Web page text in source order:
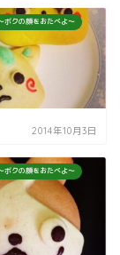
ボクの顔をおたべよ～
2014年10月3日
ボクの顔をおたべよ～